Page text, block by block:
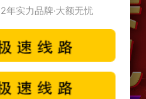
年实力品牌·大额无忧